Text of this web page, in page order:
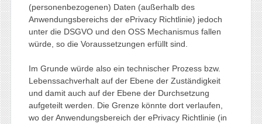
(personenbezogenen) Daten (außerhalb des
Anwendungsbereichs der ePrivacy Richtlinie) jedoch
unter die DSGVO und den OSS Mechanismus fallen
würde, so die Voraussetzungen erfüllt sind.
Im Grunde würde also ein technischer Prozess bzw.
Lebenssachverhalt auf der Ebene der Zuständigkeit
und damit auch auf der Ebene der Durchsetzung
aufgeteilt werden. Die Grenze könnte dort verlaufen,
wo der Anwendungsbereich der ePrivacy Richtlinie (in